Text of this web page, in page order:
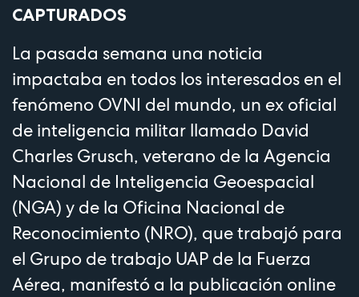
CAPTURADOS
La pasada semana una noticia
impactaba en todos los interesados en el
fenómeno OVNI del mundo, un ex oficial
de inteligencia militar llamado David
Charles Grusch, veterano de la Agencia
Nacional de Inteligencia Geoespacial
(NGA) y de la Oficina Nacional de
Reconocimiento (NRO), que trabajó para
el Grupo de trabajo UAP de la Fuerza
Aérea, manifestó a la publicación online